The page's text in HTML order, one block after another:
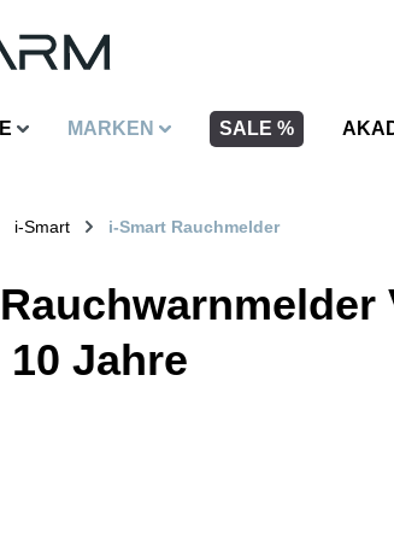
MARKEN SALE %
i-Smart i-Smart Rauchmelder
10 Jahre